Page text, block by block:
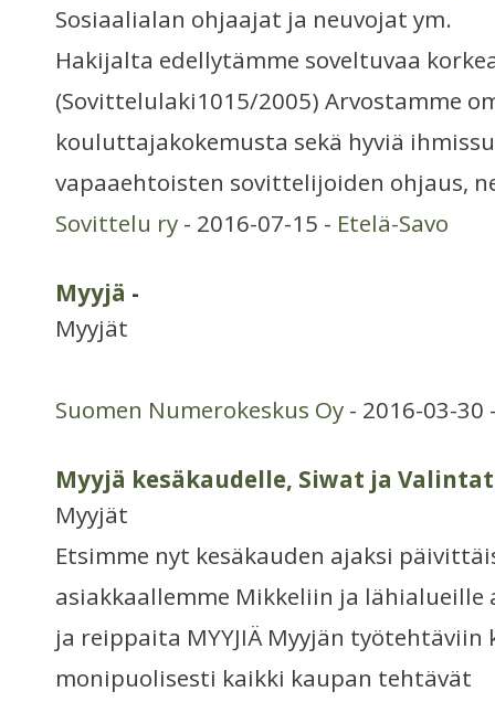
Sosiaalialan ohjaajat ja neuvojat ym.
Hakijalta edellytämme soveltuvaa
(Sovittelulaki1015/2005) Arvostamme
kouluttajakokemusta sekä hyviä
vapaaehtoisten sovittelijoiden ohjaus,
Sovittelu ry - 2016-07-15 - Etelä-Savo
Myyjä -
Myyjät
Suomen Numerokeskus Oy - 2016-03-30
Myyjä kesäkaudelle, Siwat ja
Myyjät
Etsimme nyt kesäkauden ajaksi
asiakkaallemme Mikkeliin ja lähialueille
ja reippaita MYYJIÄ Myyjän työtehtäviin
monipuolisesti kaikki kaupan tehtävät